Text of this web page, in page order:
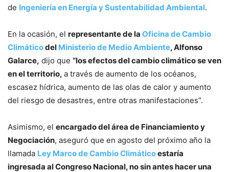
de Ingeniería en Energía y Sustentabilidad Ambiental.
En la ocasión, el representante de la Oficina de Cambio
Climáticodel Ministerio de Medio Ambiente, Alfonso
Galarce, dijo que “los efectos del cambio climático se ven
en el territorio, a través de aumento de los océanos,
escasez hídrica, aumento de las olas de calor y aumento
del riesgo de desastres, entre otras manifestaciones”.
Asimismo, el encargado del área de Financiamiento y
Negociación, aseguró que en agosto del próximo año la
llamada Ley Marco de Cambio Climáticoestaría
ingresada al Congreso Nacional, no sin antes hacer una